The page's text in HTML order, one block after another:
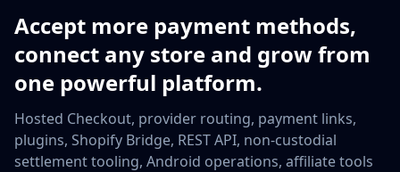
Accept more payment methods,
connect any store and grow from
one powerful platform.
Hosted Checkout, provider routing, payment links,
plugins, Shopify Bridge, REST API, non-custodial
settlement tooling, Android operations, affiliate tools